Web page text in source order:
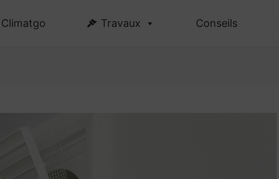
Climatgo Travaux Conseils